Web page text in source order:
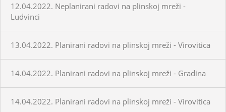
12.04.2022. Neplanirani radovi na plinskoj mreži -
Ludvinci
13.04.2022. Planirani radovi na plinskoj mreži - Virovitica
14.04.2022. Planirani radovi na plinskoj mreži - Gradina
14.04.2022. Planirani radovi na plinskoj mreži - Virovitica